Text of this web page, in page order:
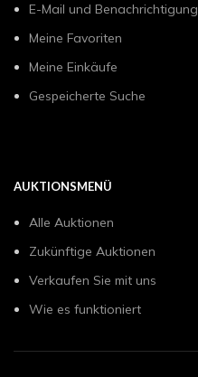
E-Mail und Benachrichtigung
Meine Favoriten
Meine Einkäufe
Gespeicherte Suche
AUKTIONSMENÜ
Alle Auktionen
Zukünftige Auktionen
Verkaufen Sie mit uns
Wie es funktioniert